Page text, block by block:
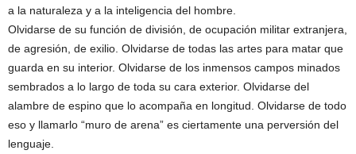
a la naturaleza y a la inteligencia del hombre.
Olvidarse de su función de división, de ocupación militar extranjera,
de agresión, de exilio. Olvidarse de todas las artes para matar que
guarda en su interior. Olvidarse de los inmensos campos minados
sembrados a lo largo de toda su cara exterior. Olvidarse del
alambre de espino que lo acompaña en longitud. Olvidarse de todo
eso y llamarlo “muro de arena” es ciertamente una perversión del
lenguaje.